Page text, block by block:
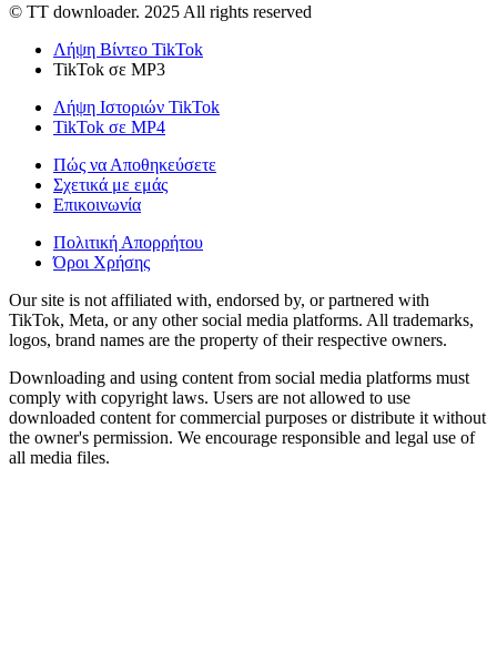
© TT downloader. 2025 All rights reserved
Λήψη Βίντεο TikTok
TikTok σε MP3
Λήψη Ιστοριών TikTok
TikTok σε MP4
Πώς να Αποθηκεύσετε
Σχετικά με εμάς
Επικοινωνία
Πολιτική Απορρήτου
Όροι Χρήσης
Our site is not affiliated with, endorsed by, or partnered with
TikTok, Meta, or any other social media platforms. All trademarks,
logos, brand names are the property of their respective owners.
Downloading and using content from social media platforms must
comply with copyright laws. Users are not allowed to use
downloaded content for commercial purposes or distribute it without
the owner's permission. We encourage responsible and legal use of
all media files.